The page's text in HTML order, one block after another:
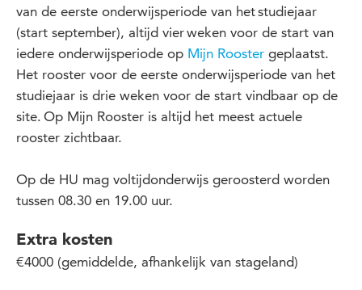
van de eerste onderwijsperiode van het studiejaar
(start september), altijd vier weken voor de start van
iedere onderwijsperiode op Mijn Rooster geplaatst.
Het rooster voor de eerste onderwijsperiode van het
studiejaar is drie weken voor de start vindbaar op de
site. Op Mijn Rooster is altijd het meest actuele
rooster zichtbaar.
Op de HU mag voltijdonderwijs geroosterd worden
tussen 08.30 en 19.00 uur.
Extra kosten
€4000 (gemiddelde, afhankelijk van stageland)